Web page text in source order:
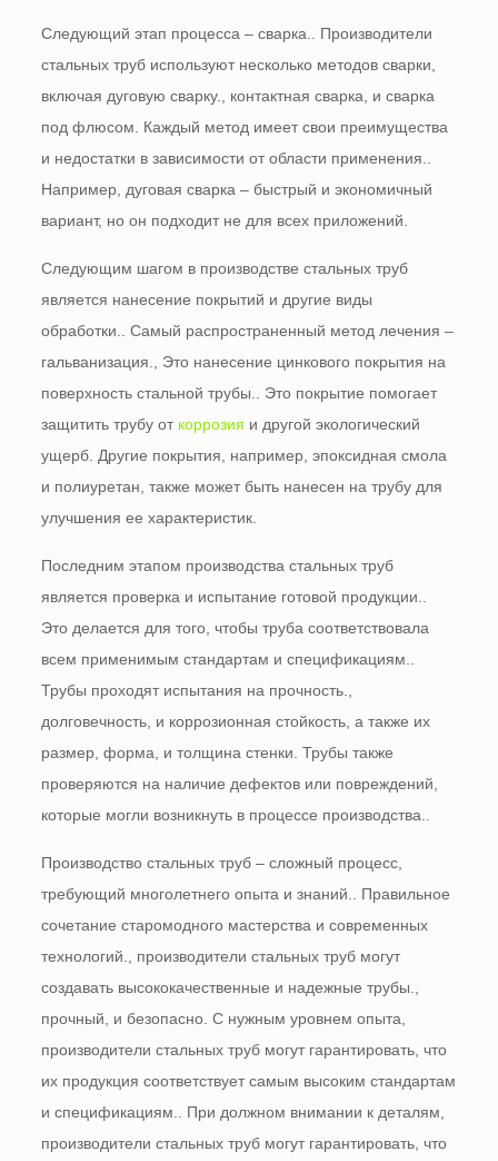
Следующий этап процесса – сварка.. Производители
стальных труб используют несколько методов сварки,
включая дуговую сварку., контактная сварка, и сварка
под флюсом. Каждый метод имеет свои преимущества
и недостатки в зависимости от области применения..
Например, дуговая сварка – быстрый и экономичный
вариант, но он подходит не для всех приложений.
Следующим шагом в производстве стальных труб
является нанесение покрытий и другие виды
обработки.. Самый распространенный метод лечения –
гальванизация., Это нанесение цинкового покрытия на
поверхность стальной трубы.. Это покрытие помогает
защитить трубу от коррозия и другой экологический
ущерб. Другие покрытия, например, эпоксидная смола
и полиуретан, также может быть нанесен на трубу для
улучшения ее характеристик.
Последним этапом производства стальных труб
является проверка и испытание готовой продукции..
Это делается для того, чтобы труба соответствовала
всем применимым стандартам и спецификациям..
Трубы проходят испытания на прочность.,
долговечность, и коррозионная стойкость, а также их
размер, форма, и толщина стенки. Трубы также
проверяются на наличие дефектов или повреждений,
которые могли возникнуть в процессе производства..
Производство стальных труб – сложный процесс,
требующий многолетнего опыта и знаний.. Правильное
сочетание старомодного мастерства и современных
технологий., производители стальных труб могут
создавать высококачественные и надежные трубы.,
прочный, и безопасно. С нужным уровнем опыта,
производители стальных труб могут гарантировать, что
их продукция соответствует самым высоким стандартам
и спецификациям.. При должном внимании к деталям,
производители стальных труб могут гарантировать, что